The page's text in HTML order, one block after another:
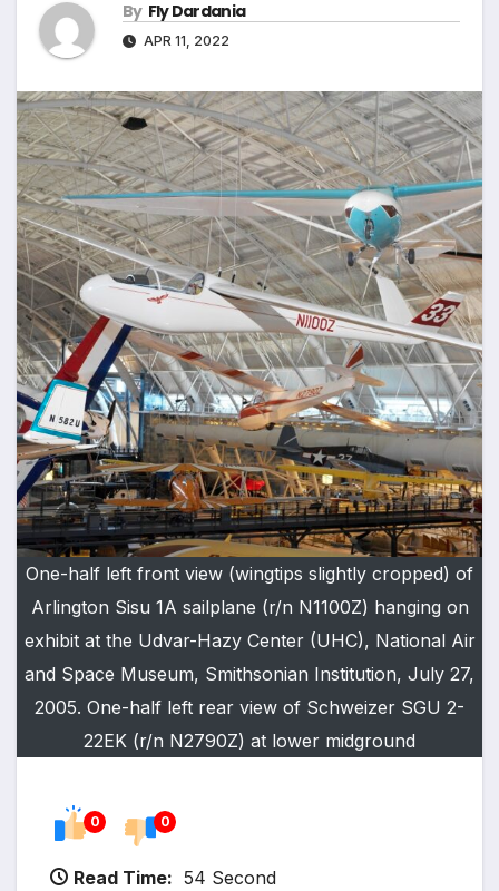
By Fly Dardania
APR 11, 2022
One-half left front view (wingtips slightly cropped) of
Arlington Sisu 1A sailplane (r/n N1100Z) hanging on
exhibit at the Udvar-Hazy Center (UHC), National Air
and Space Museum, Smithsonian Institution, July 27,
2005. One-half left rear view of Schweizer SGU 2-
22EK (r/n N2790Z) at lower midground
0 0
Read Time: 54 Second